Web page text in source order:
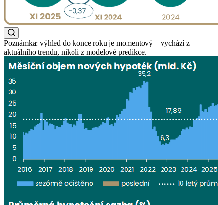
Poznámka: výhled do konce roku je momentový – vychází z
aktuálního trendu, nikoli z modelové predikce.